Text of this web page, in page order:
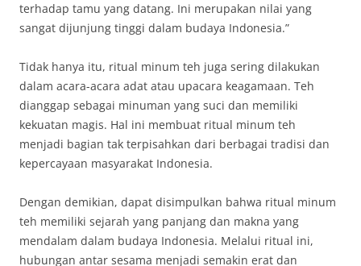
terhadap tamu yang datang. Ini merupakan nilai yang
sangat dijunjung tinggi dalam budaya Indonesia.”
Tidak hanya itu, ritual minum teh juga sering dilakukan
dalam acara-acara adat atau upacara keagamaan. Teh
dianggap sebagai minuman yang suci dan memiliki
kekuatan magis. Hal ini membuat ritual minum teh
menjadi bagian tak terpisahkan dari berbagai tradisi dan
kepercayaan masyarakat Indonesia.
Dengan demikian, dapat disimpulkan bahwa ritual minum
teh memiliki sejarah yang panjang dan makna yang
mendalam dalam budaya Indonesia. Melalui ritual ini,
hubungan antar sesama menjadi semakin erat dan